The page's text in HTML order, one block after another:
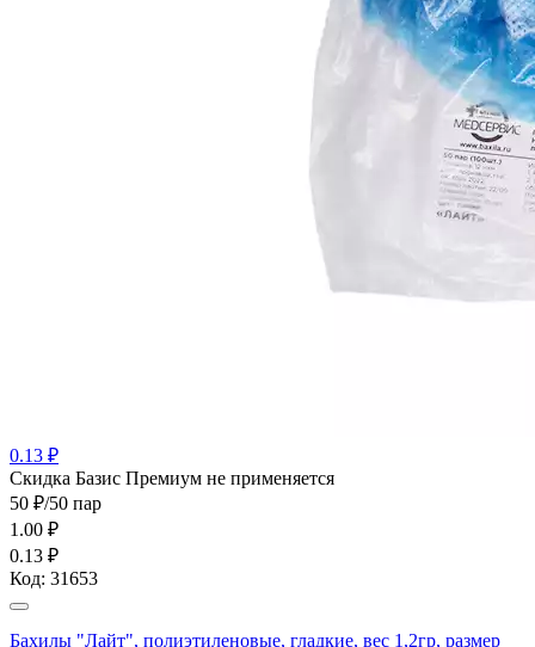
0.13 ₽
Cкидка Базис Премиум не применяется
50 ₽/50 пар
1.00 ₽
0.13 ₽
Код: 31653
Бахилы "Лайт", полиэтиленовые, гладкие, вес 1,2гр, размер